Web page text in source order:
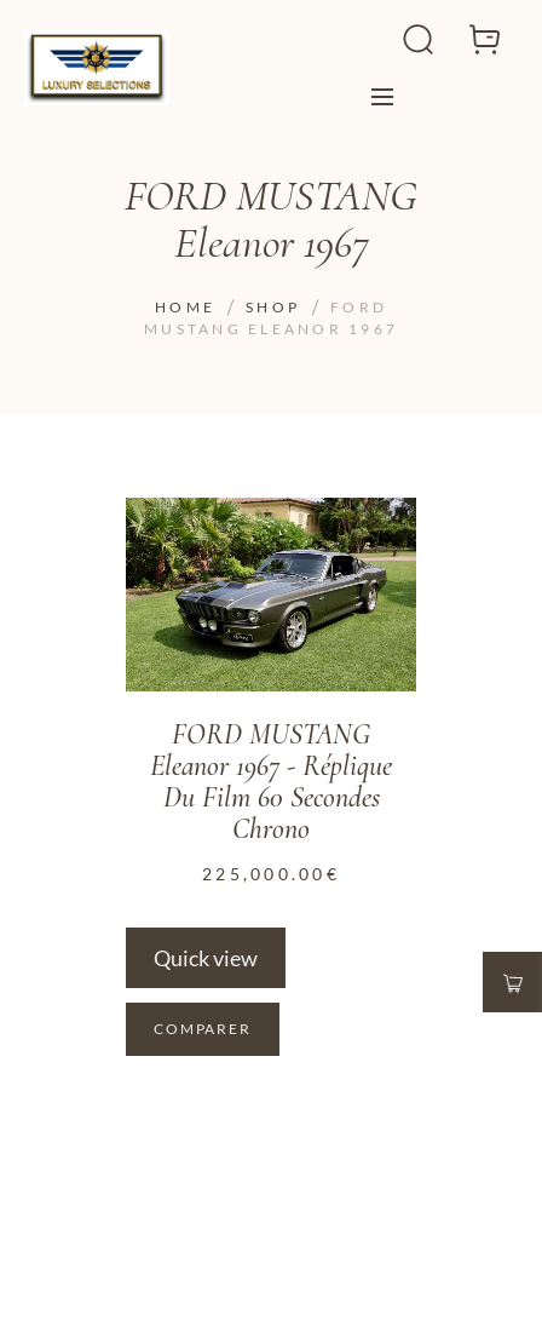
FORD MUSTANG
Eleanor 1967
HOME SHOP
FORD
MUSTANG ELEANOR 1967
ADD TO WISHLIST
FORD MUSTANG
Eleanor 1967 - Réplique
Du Film 60 Secondes
Chrono
225,000.00 €
Quick view
COMPARER